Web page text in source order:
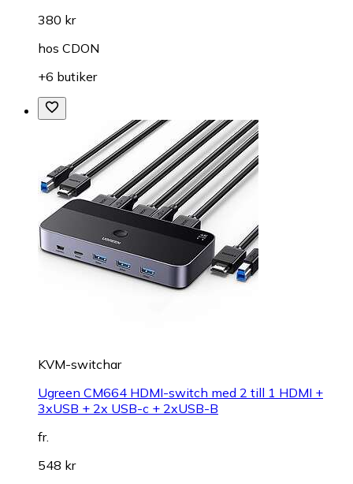
380 kr
hos CDON
+6 butiker
KVM-switchar
Ugreen CM664 HDMI-switch med 2 till 1 HDMI +
3xUSB + 2x USB-c + 2xUSB-B
fr.
548 kr